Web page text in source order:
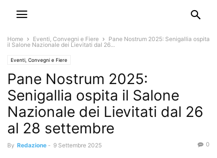
Home Eventi, Convegni e Fiere
Pane Nostrum 2025: Senigallia ospita
il Salone Nazionale dei Lievitati dal 26...
Eventi, Convegni e Fiere
Pane Nostrum 2025:
Senigallia ospita il Salone
Nazionale dei Lievitati dal 26
al 28 settembre
By Redazione - 9 Settembre 2025 0